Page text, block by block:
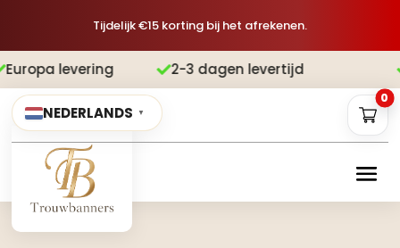
Tijdelijk €15 korting bij het afrekenen.
2-3 dagen levertijd  Gratis
NEDERLANDS ▼
0